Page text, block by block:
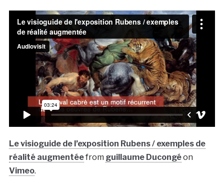
Le visioguide de l’exposition Rubens / exemples de
réalité augmentéefrom guillaume Ducongéon
Vimeo.